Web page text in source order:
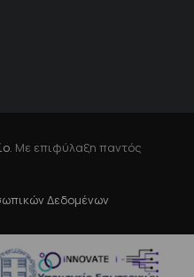
. Με επιφύλαξη παντός
Δεδομένων